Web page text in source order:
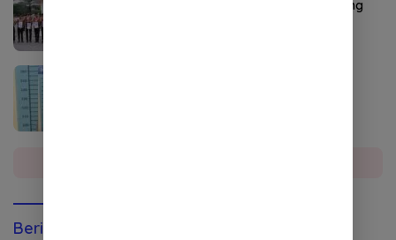
Ketua Kwarcab Nagan Raya Raja Sayang
Berita Olahraga